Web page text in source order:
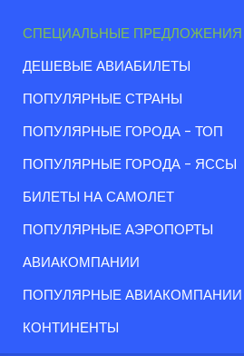
СПЕЦИАЛЬНЫЕ ПРЕДЛОЖЕНИЯ
ДЕШЕВЫЕ АВИАБИЛЕТЫ
ПОПУЛЯРНЫЕ СТРАНЫ
ПОПУЛЯРНЫЕ ГОРОДА - ТОП
ПОПУЛЯРНЫЕ ГОРОДА - ЯССЫ
БИЛЕТЫ НА САМОЛЕТ
ПОПУЛЯРНЫЕ АЭРОПОРТЫ
АВИАКОМПАНИИ
ПОПУЛЯРНЫЕ АВИАКОМПАНИИ
КОНТИНЕНТЫ